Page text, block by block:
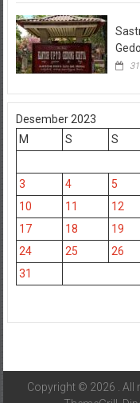
Desember 2023
M
S S
3
4 5
10
11 12
17
18 19
24
25 26
31
Copyright © 2026 . All